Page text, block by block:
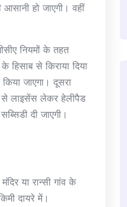
हो जाएगी। वहीं
नियमों के तहत
हिसाब से किराया दिया
जाएगा। दूसरा
से लाइसेंस लेकर हेलीपैड
दी जाएगी।
या रान्सी गांव के
दायरे में।